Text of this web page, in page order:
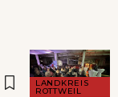
LANDKREIS
ROTTWEIL